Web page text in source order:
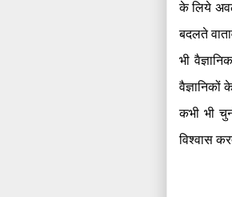
के लिये
बदलते
भी
कभी भी
विश्वास